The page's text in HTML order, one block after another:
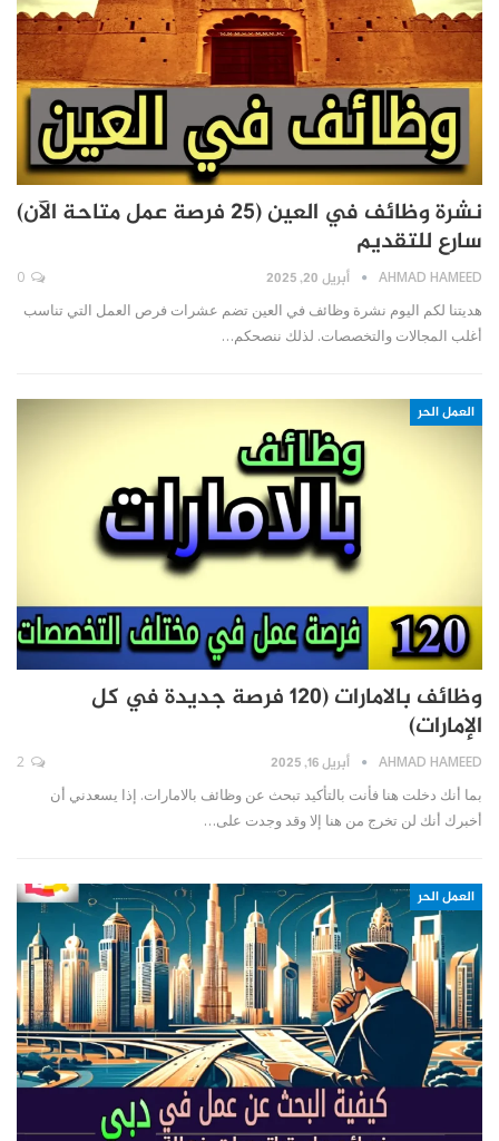
نشرة وظائف في العين (25 فرصة عمل متاحة الآن)
سارع للتقديم
AHMAD HAMEED أبريل 20, 2025
هديتنا لكم اليوم نشرة وظائف في العين تضم عشرات فرص العمل التي تناسب
أغلب المجالات والتخصصات. لذلك ننصحكم…
العمل الحر
وظائف بالامارات (120 فرصة جديدة في كل
الإمارات)
AHMAD HAMEED أبريل 16, 2025
بما أنك دخلت هنا فأنت بالتأكيد تبحث عن وظائف بالامارات. إذا يسعدني أن
أخبرك أنك لن تخرج من هنا إلا وقد وجدت على…
العمل الحر